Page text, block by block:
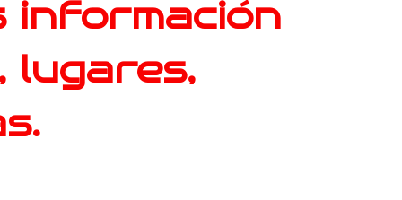
información
lugares,